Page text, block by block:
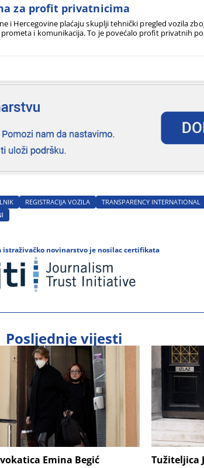
za profit privatnicima
i Hercegovine plaćaju skuplji tehnički pregled vozila
i komunikacija. To je povećalo profit privatnih
REGISTRACIJA VOZILA
TRANSPARENCY INTERNATIONAL
istraživačko novinarstvo je nosilac certifikata
Posljednje vijesti
Emina Begić
Tužiteljica